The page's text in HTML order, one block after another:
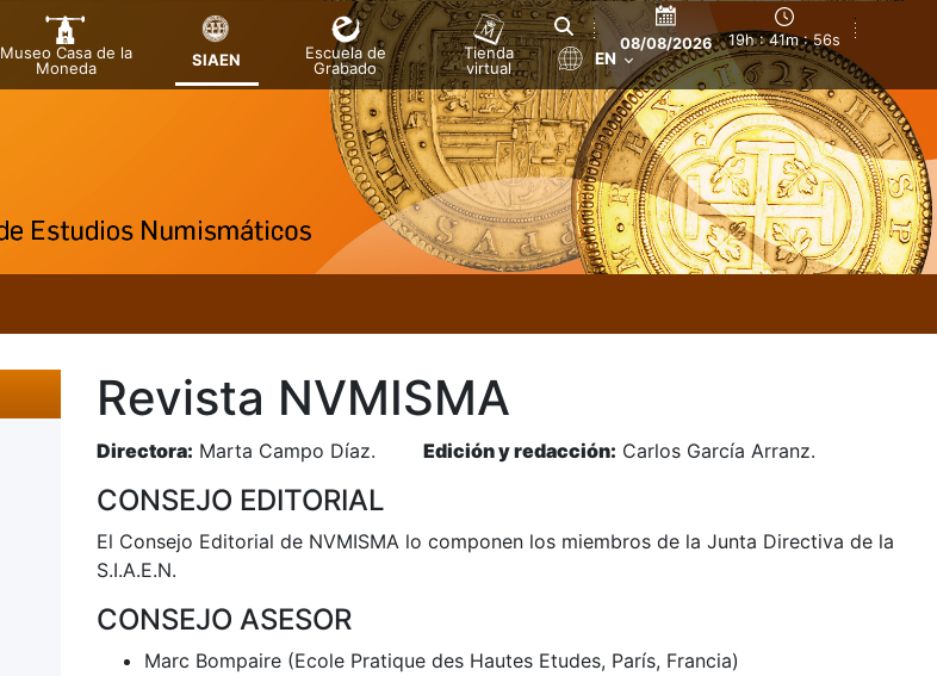
Museo Casa de la
Moneda
SIAEN
Escuela de
Grabado
Tienda
virtual
08/08/2026 19h : 41m : 57s
EN
Revista NVMISMA
Directora: Marta Campo Díaz. Edición y redacción: Carlos García Arranz.
CONSEJO EDITORIAL
El Consejo Editorial de NVMISMA lo componen los miembros de la Junta Directiva de la
S.I.A.E.N.
CONSEJO ASESOR
Marc Bompaire (Ecole Pratique des Hautes Etudes, París, Francia)